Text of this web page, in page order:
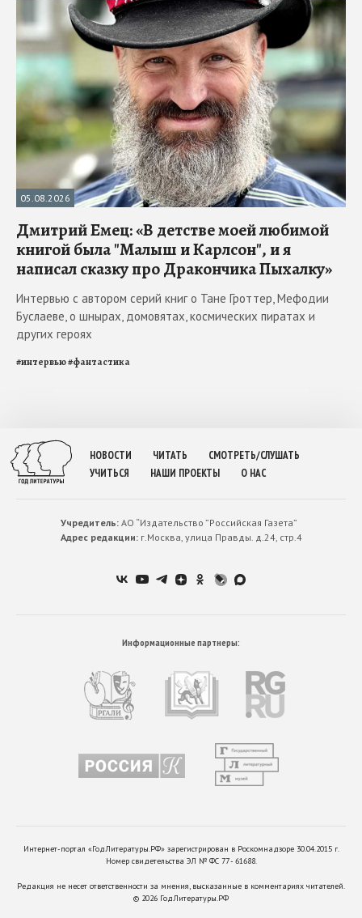
05.08.2026
Дмитрий Емец: «В детстве моей любимой
книгой была "Малыш и Карлсон", и я
написал сказку про Дракончика Пыхалку»
Интервью с автором серий книг о Тане Гроттер, Мефодии
Буслаеве, о шнырах, домовятах, космических пиратах и
других героях
#интервью#фантастика
НОВОСТИ ЧИТАТЬ
СМОТРЕТЬ/СЛУШАТЬ
УЧИТЬСЯ
НАШИ ПРОЕКТЫ О НАС
Учредитель:АО “Издательство ”Российская Газета”
Адрес редакции:г.Москва, улица Правды. д.24, стр.4
Информационные партнеры:
Интернет-портал «ГодЛитературы.РФ» зарегистрирован в Роскомнадзоре 30.04.2015 г.
Номер свидетельства ЭЛ № ФС 77 - 61688.
Редакция не несет ответственности за мнения, высказанные в комментариях читателей.
© 2026 ГодЛитературы.РФ